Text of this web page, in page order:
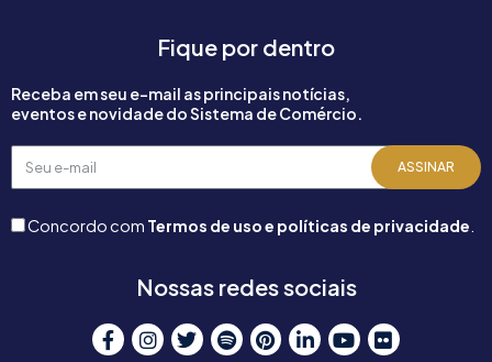
Fique por dentro
Receba em seu e-mail as principais notícias,
eventos e novidade do Sistema de Comércio.
Seu
e-
ASSINAR
Concordo com Termos de uso e políticas de privacidade
Nossas redes sociais
F
a
I
n
T
w
S
p
P
i
L
i
Y
o
F
l